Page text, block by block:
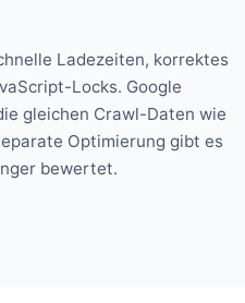
Ladezeiten, korrektes
Locks. Google
gleichen Crawl-Daten wie
Optimierung gibt es
bewertet.